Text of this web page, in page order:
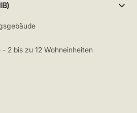
2 bis zu 12 Wohneinheiten